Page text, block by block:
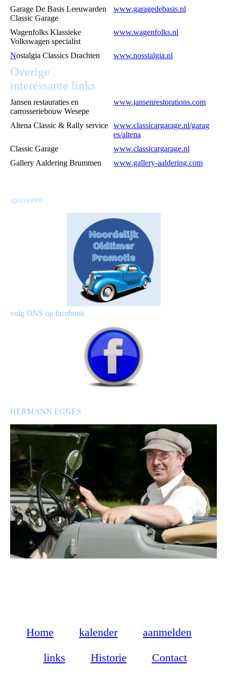
Garage De Basis Leeuwarden
Classic Garage
www.garagedebasis.nl
Wagenfolks Klassieke
Volkswagen specialist
www.wagenfolks.nl
Nostalgia Classics Drachten www.nosstalgia.nl
Overige
interessante links
Jansen restauraties en
carrosseriebouw Wesepe
www.jansenrestorations.com
Altena Classic & Rally service
www.classicargarage.nl/garag
es/altena
Classic Garage
www.classicargarage.nl
Gallery Aaldering Brummen
www.gallery-aaldering.com
sponsoren
volg ONS op facebook
HERMANN EGGES
Home kalender
aanmelden
links
Historie Contact